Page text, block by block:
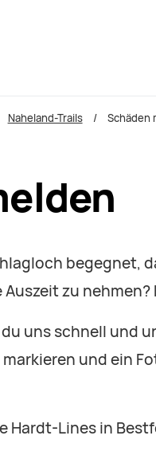
Naheland-Trails Schäden
begegnet,
zu
uns schnell und
und ein
Hardt-Lines in